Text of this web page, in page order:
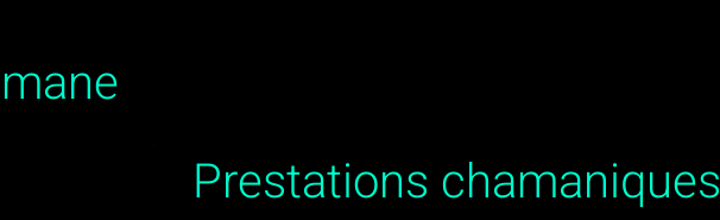
Prestations chamaniques